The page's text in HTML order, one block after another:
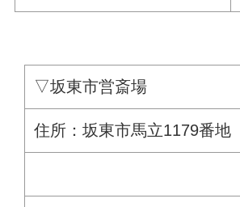
▽坂東市営斎場
住所：坂東市馬立1179番